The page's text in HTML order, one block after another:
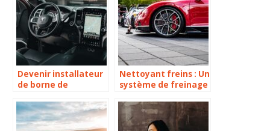
Devenir installateur
de borne de
voiture électrique :
formation, salaire ?
Nettoyant freins : Un
système de freinage